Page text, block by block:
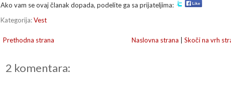
Ako vam se ovaj članak dopada, podelite ga sa prijateljima:
Kategorija:Vest
Prethodna strana Naslovna strana Skoči na vrh
2 komentara: